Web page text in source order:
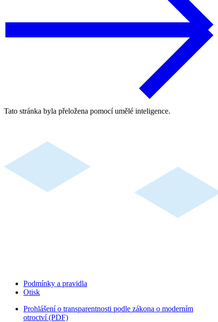
Tato stránka byla přeložena pomocí umělé inteligence.
Podmínky a pravidla
Otisk
Prohlášení o transparentnosti podle zákona o moderním
otroctví (PDF)